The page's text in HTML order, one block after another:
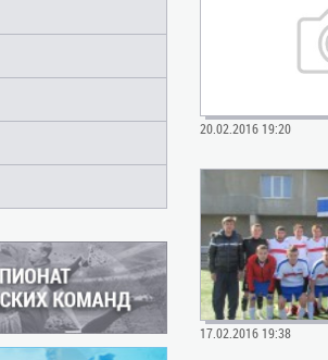
20.02.2016 19:20
17.02.2016 19:38